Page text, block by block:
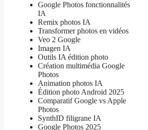
Google Photos fonctionnalités
IA
Remix photos IA
Transformer photos en vidéos
Veo 2 Google
Imagen IA
Outils IA édition photo
Création multimédia Google
Photos
Animation photos IA
Édition photo Android 2025
Comparatif Google vs Apple
Photos
SynthID filigrane IA
Google Photos 2025